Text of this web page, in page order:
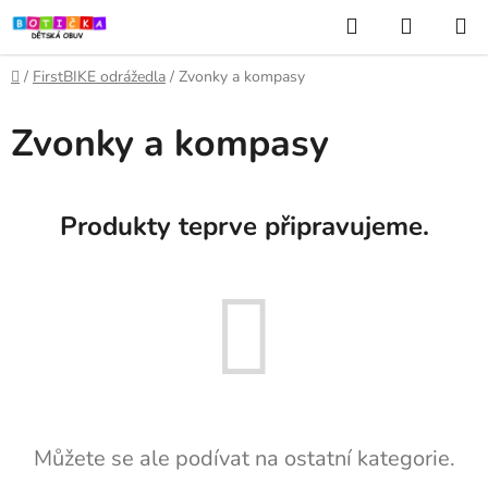
Přejít
na
obsah
Hledat
KOŠÍK
Domů
/ FirstBIKE odrážedla / Zvonky a kompasy
Zvonky a kompasy
Produkty teprve připravujeme.
Můžete se ale podívat na ostatní kategorie.